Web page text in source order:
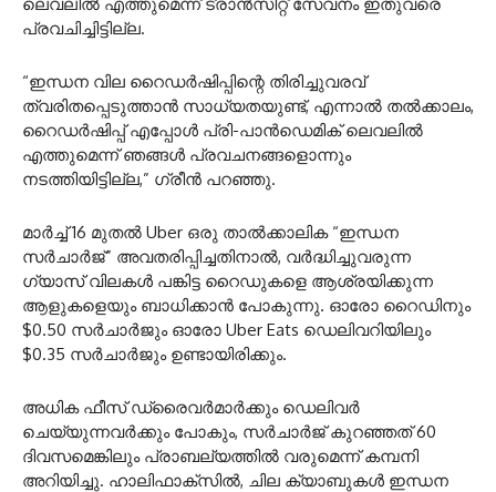
പ്രവചിച്ചിട്ടില്ല.
“ഇന്ധന വില റൈഡർഷിപ്പിന്റെ തിരിച്ചുവരവ്
ത്വരിതപ്പെടുത്താൻ സാധ്യതയുണ്ട്, എന്നാൽ തൽക്കാലം,
റൈഡർഷിപ്പ് എപ്പോൾ പ്രി-പാൻഡെമിക് ലെവലിൽ
എത്തുമെന്ന് ഞങ്ങൾ പ്രവചനങ്ങളൊന്നും
നടത്തിയിട്ടില്ല,” ഗ്രീൻ പറഞ്ഞു.
മാർച്ച് 16 മുതൽ Uber ഒരു താൽക്കാലിക “ഇന്ധന
സർചാർജ്” അവതരിപ്പിച്ചതിനാൽ, വർദ്ധിച്ചുവരുന്ന
ഗ്യാസ് വിലകൾ പങ്കിട്ട റൈഡുകളെ ആശ്രയിക്കുന്ന
ആളുകളെയും ബാധിക്കാൻ പോകുന്നു. ഓരോ റൈഡിനും
$0.50 സർചാർജും ഓരോ Uber Eats ഡെലിവറിയിലും
$0.35 സർചാർജും ഉണ്ടായിരിക്കും.
അധിക ഫീസ് ഡ്രൈവർമാർക്കും ഡെലിവർ
ചെയ്യുന്നവർക്കും പോകും, ​​സർചാർജ് കുറഞ്ഞത് 60
ദിവസമെങ്കിലും പ്രാബല്യത്തിൽ വരുമെന്ന് കമ്പനി
അറിയിച്ചു. ഹാലിഫാക്‌സിൽ, ചില ക്യാബുകൾ ഇന്ധന